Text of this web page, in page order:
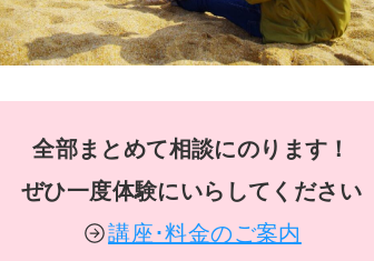
全部まとめて相談にのります！
ぜひ一度体験にいらしてください
講座･料金のご案内